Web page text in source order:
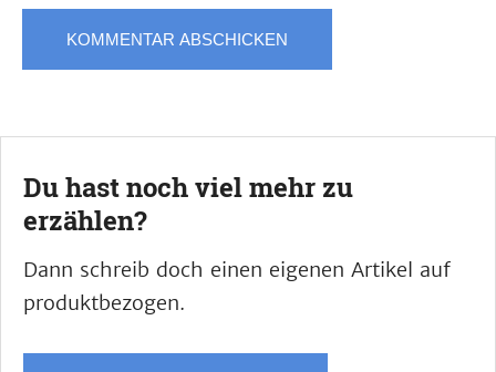
Du hast noch viel mehr zu
erzählen?
Dann schreib doch einen eigenen Artikel auf
produktbezogen.